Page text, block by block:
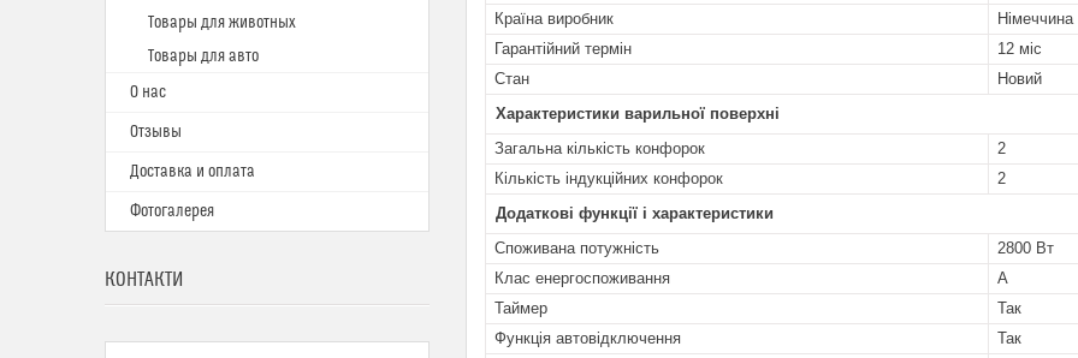
Країна виробник
Німеччина
Гарантійний термін
12 міс
Стан
Новий
Характеристики варильної поверхні
Загальна кількість конфорок
2
Кількість індукційних конфорок
2
Додаткові функції і характеристики
Споживана потужність
2800 Вт
Клас енергоспоживання
A
Таймер
Так
Функція автовідключення
Так
Товары для животных
Товары для авто
О нас
Отзывы
Доставка и оплата
Фотогалерея
КОНТАКТИ